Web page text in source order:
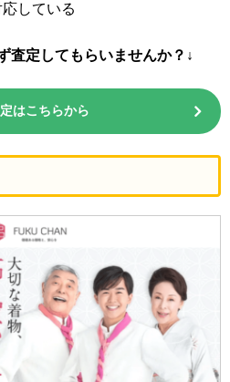
している
査定してもらいませんか？↓
はこちらから